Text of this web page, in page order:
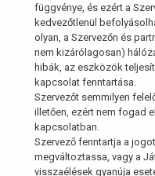
függvénye, és ezért a
kedvezőtlenül
olyan, a Szervezőn és
nem kizárólagosan)
hibák, az eszközök
kapcsolat fenntartása.
Szervezőt semmilyen
illetően, ezért nem fogad
kapcsolatban.
Szervező fenntartja a
megváltoztassa, vagy a
visszaélések gyanúja